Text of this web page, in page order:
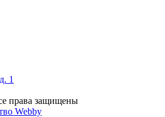
1
права защищены
Webby